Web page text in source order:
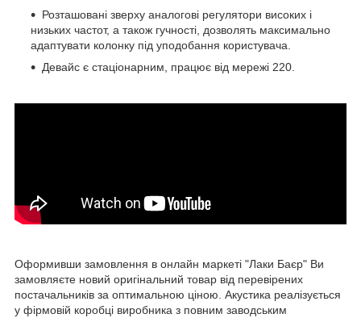
Розташовані зверху аналогові регулятори високих і
низьких частот, а також гучності, дозволять максимально
адаптувати колонку під уподобання користувача.
Девайс є стаціонарним, працює від мережі 220.
Оформивши замовлення в онлайн маркеті "Лаки Баєр" Ви
замовляєте новий оригінальний товар від перевірених
постачальників за оптимальною ціною. Акустика реалізується
у фірмовій коробці виробника з повним заводським